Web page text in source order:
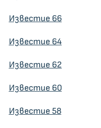
Известие 66
Известие 64
Известие 62
Известие 60
Известие 58